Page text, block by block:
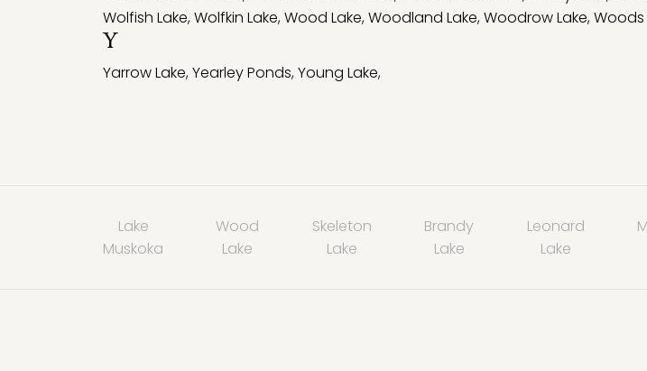
Wolfish Lake,Wolfkin Lake,Wood Lake,Woodland Lake,Woodrow Lake,Woods
Y
Yarrow Lake,Yearley Ponds,Young Lake,
Lake
Muskoka
Wood
Lake
Skeleton
Lake
Brandy
Lake
Leonard
Lake